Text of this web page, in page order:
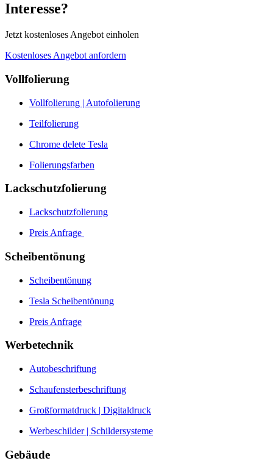
Interesse?
Jetzt kostenloses Angebot einholen
Kostenloses Angebot anfordern
Vollfolierung
Vollfolierung | Autofolierung
Teilfolierung
Chrome delete Tesla
Folierungsfarben
Lackschutzfolierung
Lackschutzfolierung
Preis Anfrage
Scheibentönung
Scheibentönung
Tesla Scheibentönung
Preis Anfrage
Werbetechnik
Autobeschriftung
Schaufensterbeschriftung
Großformatdruck | Digitaldruck
Werbeschilder | Schildersysteme
Gebäude